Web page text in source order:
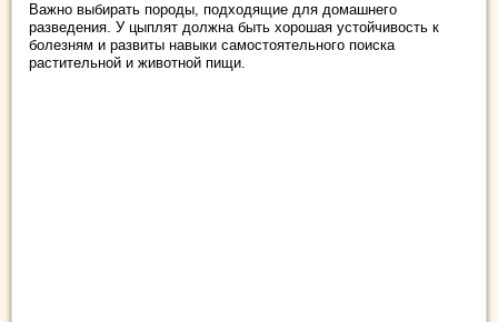
Важно выбирать породы, подходящие для домашнего
разведения. У цыплят должна быть хорошая устойчивость к
болезням и развиты навыки самостоятельного поиска
растительной и животной пищи.